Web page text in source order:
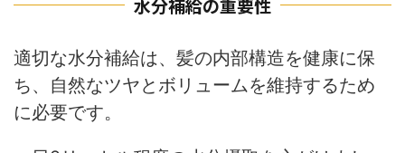
適切な水分補給は、髪の内部構造を健康に保
ち、自然なツヤとボリュームを維持するため
に必要です。